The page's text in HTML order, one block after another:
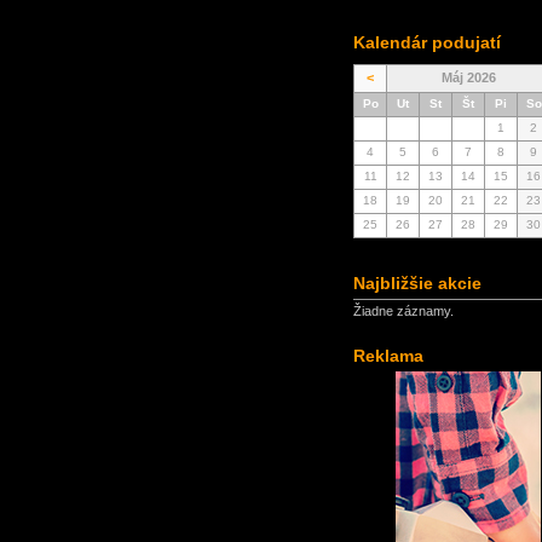
Kalendár podujatí
< Máj 2026
Po Ut St Št Pi So
1
2
4
5 6 7 8 9
11
12 13 14 15 16
18
19 20 21 22 23
25
26 27 28 29 30
Najbližšie akcie
Žiadne záznamy.
Reklama